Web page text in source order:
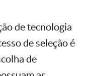
de tecnologia
de seleção é
de